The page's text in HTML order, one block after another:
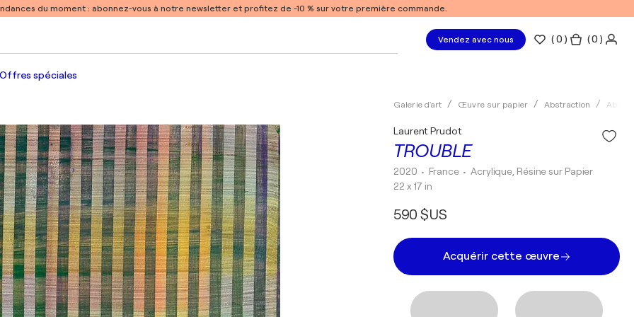
du moment : abonnez-vous à notre newsletter et profitez de -10 % sur votre première commande.
Vendez avec nous (0 ) ( 0 )
spéciales
Galerie d'art Œuvre sur papier Abstraction
TROUBLE
Laurent Prudot
2020 • France •Acrylique, Résine sur Papier
22 x 17 in
590 $US
Acquérir cette œuvre